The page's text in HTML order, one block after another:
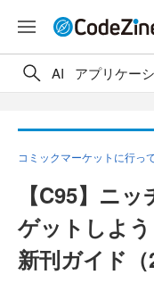
AI アプリケー
コミックマーケットに行っ
【C95】ニ
ゲットしよ
新刊ガイド（